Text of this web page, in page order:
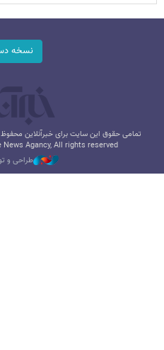
نسخه
تمامی حقوق این سایت برای خبرآنلاین
Agancy, All rights reserved
طراحی و